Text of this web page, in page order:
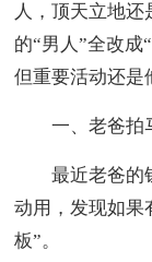
人，顶天立地
的“男人”全改成
但重要活动还是
一、老爸拍
最近老爸的钱
动用，发现如果
板”。